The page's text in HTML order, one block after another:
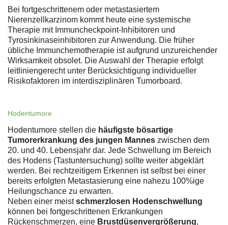
Bei fortgeschrittenem oder metastasiertem
Nierenzellkarzinom kommt heute eine systemische
Therapie mit Immuncheckpoint-Inhibitoren und
Tyrosinkinaseinhibitoren zur Anwendung. Die früher
übliche Immunchemotherapie ist aufgrund unzureichender
Wirksamkeit obsolet. Die Auswahl der Therapie erfolgt
leitliniengerecht unter Berücksichtigung individueller
Risikofaktoren im interdisziplinären Tumorboard.
Hodentumore
Hodentumore stellen die häufigste bösartige
Tumorerkrankung des jungen Mannes zwischen dem
20. und 40. Lebensjahr dar. Jede Schwellung im Bereich
des Hodens (Tastuntersuchung) sollte weiter abgeklärt
werden. Bei rechtzeitigem Erkennen ist selbst bei einer
bereits erfolgten Metastasierung eine nahezu 100%ige
Heilungschance zu erwarten.
Neben einer meistschmerzlosen Hodenschwellung
können bei fortgeschrittenen Erkrankungen
Rückenschmerzen, eine Brustdüsenvergrößerung,